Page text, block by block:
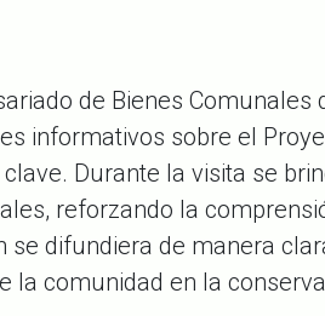
de Bienes Comunales
informativos sobre el
Durante la visita se
reforzando la
difundiera de manera
la comunidad en la